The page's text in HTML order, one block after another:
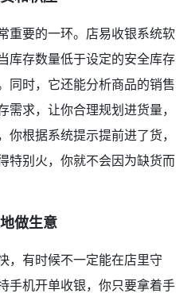
重要的一环。店易收银系统软
库存数量低于设定的安全库存
同时，它还能分析商品的销售
求，让你合理规划进货量，
根据系统提示提前进了货，
特别火，你就不会因为缺货而
做生意
，有时候不一定能在店里守
手机开单收银，你只要拿着手